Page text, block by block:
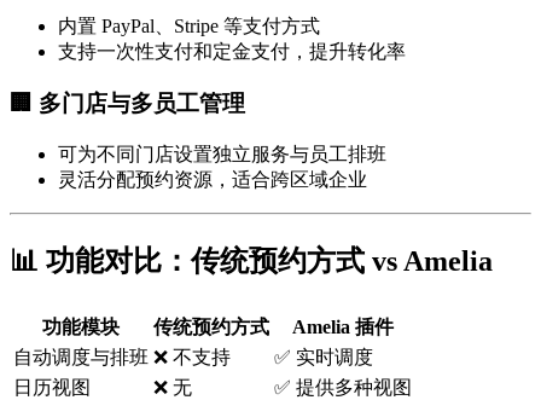
内置 PayPal、Stripe 等支付方式
支持一次性支付和定金支付，提升转化率
🏢 多门店与多员工管理
可为不同门店设置独立服务与员工排班
灵活分配预约资源，适合跨区域企业
📊 功能对比：传统预约方式 vs Amelia
功能模块 传统预约方式
Amelia 插件
自动调度与排班 ❌ 不支持
✅ 实时调度
日历视图
❌ 无
✅ 提供多种视图